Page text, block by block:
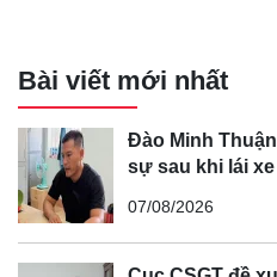
Bài viết mới nhất
Đào Minh
sự sau khi lái
07/08/2026